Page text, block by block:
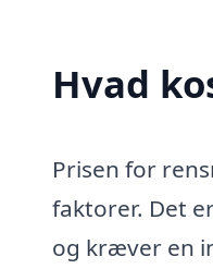
Hvad
Prisen for
faktorer. Det
og kræver en